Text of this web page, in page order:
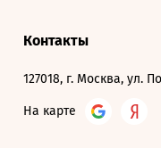
Контакты
127018, г. Москва, ул.
На карте